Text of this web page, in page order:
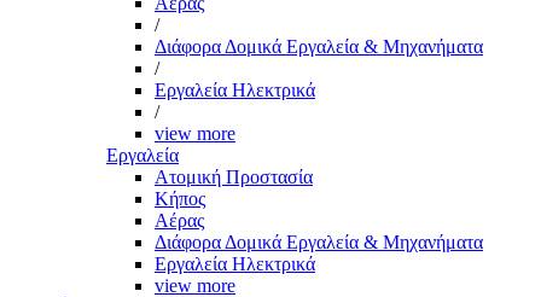
/
Διάφορα Δομικά Εργαλεία & Μηχανήματα
/
Εργαλεία Ηλεκτρικά
/
view more
Εργαλεία
Aτομική Προστασία
Kήπος
Αέρας
Διάφορα Δομικά Εργαλεία & Μηχανήματα
Εργαλεία Ηλεκτρικά
view more